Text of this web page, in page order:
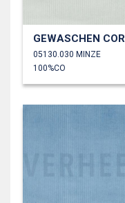
05130.030 MINZE
100%CO